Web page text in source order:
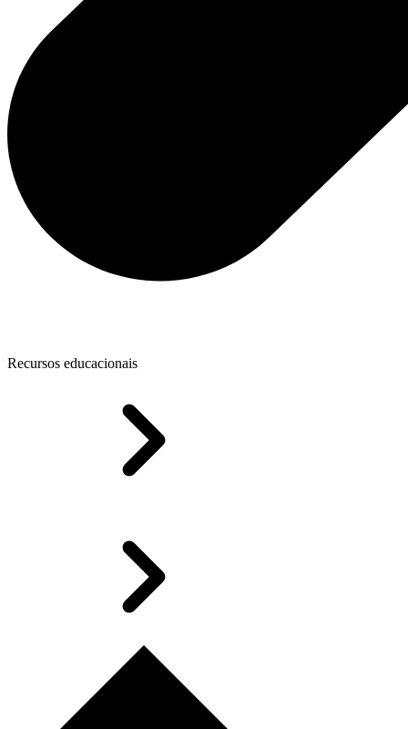
Recursos educacionais